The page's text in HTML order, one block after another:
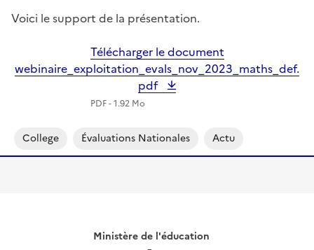
Voici le support de la présentation.
Télécharger le document
webinaire_exploitation_evals_nov_2023_maths_def.
pdf
PDF - 1.92 Mo
College Évaluations Nationales Actu
Ministère de l'éducation